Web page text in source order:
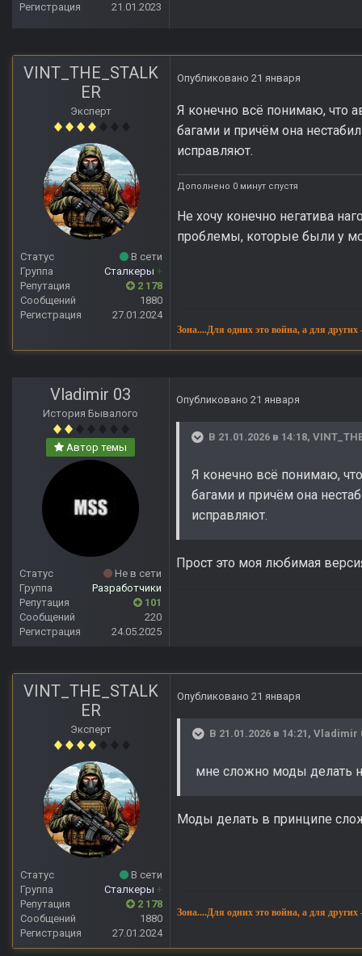
Регистрация
21.01.2023
VINT_THE_STALK
ER
Эксперт
Статус
В сети
Группа
Сталкеры +
Репутация
2 178
Сообщений
1880
Регистрация
27.01.2024
Опубликовано 21 января
Я конечно всё понимаю, что
багами и причём она
исправляют.
Дополнено 0 минут спустя
Не хочу конечно негатива
проблемы, которые были у
Зона....Для одних это война, а для
Vladimir 03
История Бывалого
Автор темы
Статус
Не в сети
Группа
Разработчики
Репутация
101
Сообщений
220
Регистрация
24.05.2025
Опубликовано 21 января
В 21.01.2026 в 14:18,
Я конечно всё понимаю,
багами и причём она
исправляют.
Прост это моя любимая
VINT_THE_STALK
ER
Эксперт
Статус
В сети
Группа
Сталкеры +
Репутация
2 178
Сообщений
1880
Регистрация
27.01.2024
Опубликовано 21 января
В 21.01.2026 в 14:21, Vladimir
мне сложно моды делать
Моды делать в принципе
Зона....Для одних это война, а для